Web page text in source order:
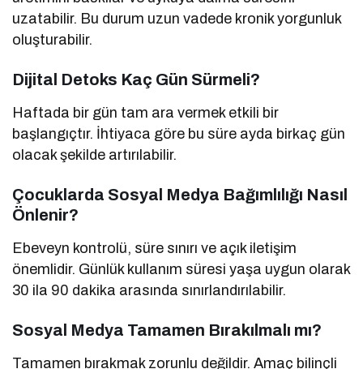
uzatabilir. Bu durum uzun vadede kronik yorgunluk
oluşturabilir.
Dijital Detoks Kaç Gün Sürmeli?
Haftada bir gün tam ara vermek etkili bir
başlangıçtır. İhtiyaca göre bu süre ayda birkaç gün
olacak şekilde artırılabilir.
Çocuklarda Sosyal Medya Bağımlılığı Nasıl
Önlenir?
Ebeveyn kontrolü, süre sınırı ve açık iletişim
önemlidir. Günlük kullanım süresi yaşa uygun olarak
30 ila 90 dakika arasında sınırlandırılabilir.
Sosyal Medya Tamamen Bırakılmalı mı?
Tamamen bırakmak zorunlu değildir. Amaç bilinçli